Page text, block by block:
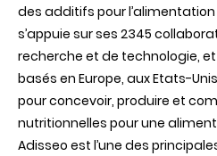
des additifs pour
s’appuie sur ses 2345
recherche et de technologie,
basés en Europe, aux Etats-
pour concevoir, produire et
nutritionnelles pour une
Adisseo est l’une des